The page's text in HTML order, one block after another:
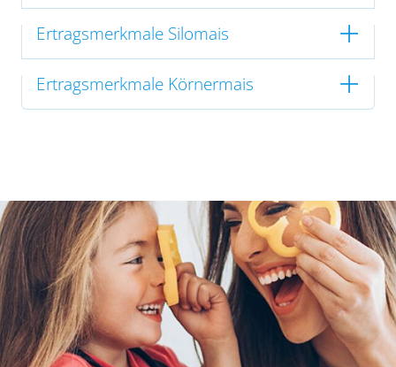
Ertragsmerkmale Silomais
Ertragsmerkmale Körnermais